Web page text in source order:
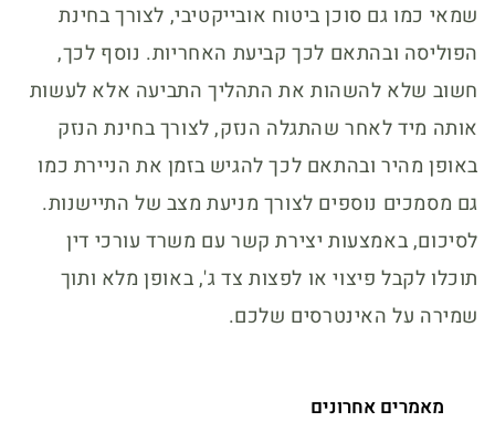
שמאי כמו גם סוכן ביטוח אובייקטיבי, לצורך בחינת
הפוליסה ובהתאם לכך קביעת האחריות. נוסף לכך,
חשוב שלא להשהות את התהליך התביעה אלא לעשות
אותה מיד לאחר שהתגלה הנזק, לצורך בחינת הנזק
באופן מהיר ובהתאם לכך להגיש בזמן את הניירת כמו
גם מסמכים נוספים לצורך מניעת מצב של התיישנות.
לסיכום, באמצעות יצירת קשר עם משרד עורכי דין
תוכלו לקבל פיצוי או לפצות צד ג', באופן מלא ותוך
שמירה על האינטרסים שלכם.
מאמרים אחרונים